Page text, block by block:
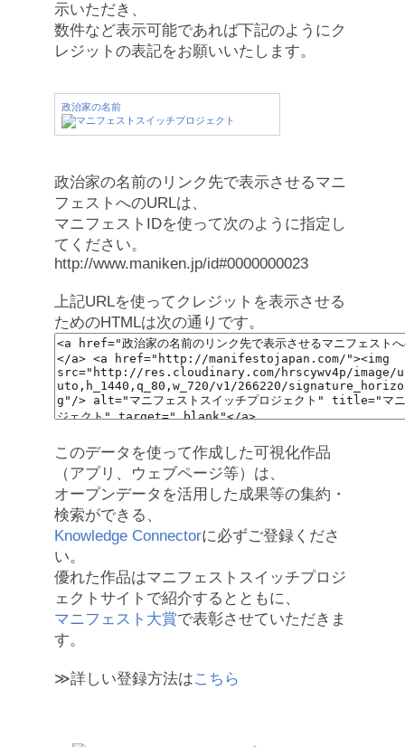
示いただき、
数件など表示可能であれば下記のようにク
レジットの表記をお願いいたします。
政治家の名前
政治家の名前のリンク先で表示させるマニ
フェストへのURLは、
マニフェストIDを使って次のように指定し
てください。
http://www.maniken.jp/id#0000000023
上記URLを使ってクレジットを表示させる
ためのHTMLは次の通りです。
このデータを使って作成した可視化作品
（アプリ、ウェブページ等）は、
オープンデータを活用した成果等の集約・
検索ができる、
Knowledge Connectorに必ずご登録くださ
い。
優れた作品はマニフェストスイッチプロジ
ェクトサイトで紹介するとともに、
マニフェスト大賞で表彰させていただきま
す。
≫詳しい登録方法はこちら